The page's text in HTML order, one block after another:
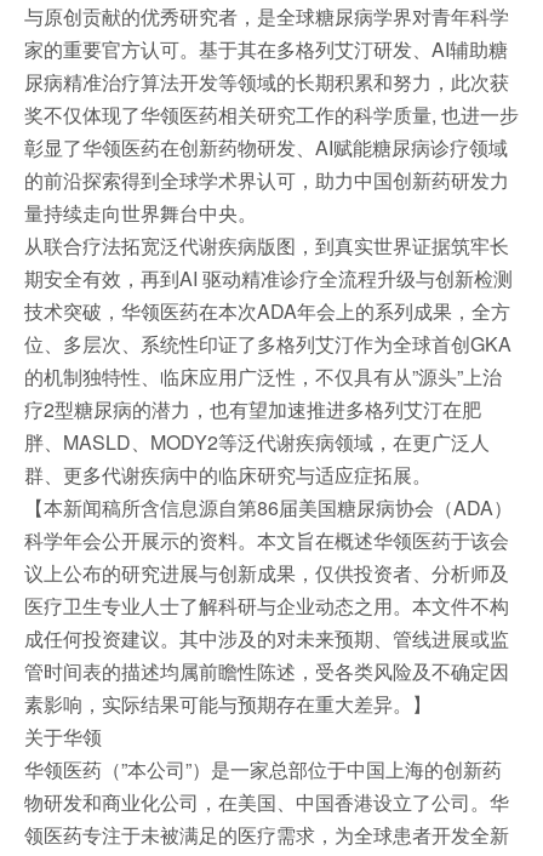
与原创贡献的优秀研究者，是全球糖尿病学界对青年科学
家的重要官方认可。基于其在多格列艾汀研发、AI辅助糖
尿病精准治疗算法开发等领域的长期积累和努力，此次获
奖不仅体现了华领医药相关研究工作的科学质量, 也进一步
彰显了华领医药在创新药物研发、AI赋能糖尿病诊疗领域
的前沿探索得到全球学术界认可，助力中国创新药研发力
量持续走向世界舞台中央。
从联合疗法拓宽泛代谢疾病版图，到真实世界证据筑牢长
期安全有效，再到AI 驱动精准诊疗全流程升级与创新检测
技术突破，华领医药在本次ADA年会上的系列成果，全方
位、多层次、系统性印证了多格列艾汀作为全球首创GKA
的机制独特性、临床应用广泛性，不仅具有从”源头”上治
疗2型糖尿病的潜力，也有望加速推进多格列艾汀在肥
胖、MASLD、MODY2等泛代谢疾病领域，在更广泛人
群、更多代谢疾病中的临床研究与适应症拓展。
【本新闻稿所含信息源自第86届美国糖尿病协会（ADA）
科学年会公开展示的资料。本文旨在概述华领医药于该会
议上公布的研究进展与创新成果，仅供投资者、分析师及
医疗卫生专业人士了解科研与企业动态之用。本文件不构
成任何投资建议。其中涉及的对未来预期、管线进展或监
管时间表的描述均属前瞻性陈述，受各类风险及不确定因
素影响，实际结果可能与预期存在重大差异。】
关于华领
华领医药（”本公司”）是一家总部位于中国上海的创新药
物研发和商业化公司，在美国、中国香港设立了公司。华
领医药专注于未被满足的医疗需求，为全球患者开发全新